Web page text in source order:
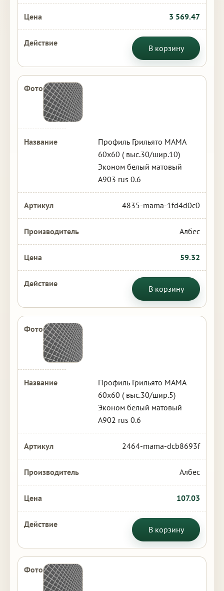
3 569.47
В корзину
Профиль Грильято МАМА
60х60 ( выс.30/шир.10)
Эконом белый матовый
А903 rus 0.6
4835-mama-1fd4d0c0
Албес
59.32
В корзину
Профиль Грильято МАМА
60х60 ( выс.30/шир.5)
Эконом белый матовый
А902 rus 0.6
2464-mama-dcb8693f
Албес
107.03
В корзину